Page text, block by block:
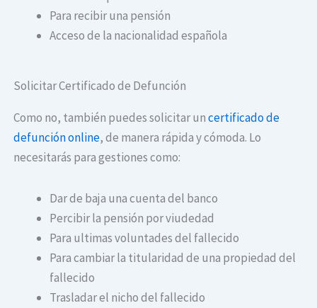
Para recibir una pensión
Acceso de la nacionalidad española
Solicitar Certificado de Defunción
Como no, también puedes solicitar uncertificado de
defunción online, de manera rápida y cómoda. Lo
necesitarás para gestiones como:
Dar de baja una cuenta del banco
Percibir la pensión por viudedad
Para ultimas voluntades del fallecido
Para cambiar la titularidad de una propiedad del
fallecido
Trasladar el nicho del fallecido